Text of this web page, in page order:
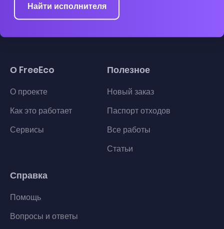
Найти исполнителя
О FreeEco
О проекте
Как это работает
Сервисы
Полезное
Новый заказ
Паспорт отходов
Все работы
Статьи
Справка
Помощь
Вопросы и ответы